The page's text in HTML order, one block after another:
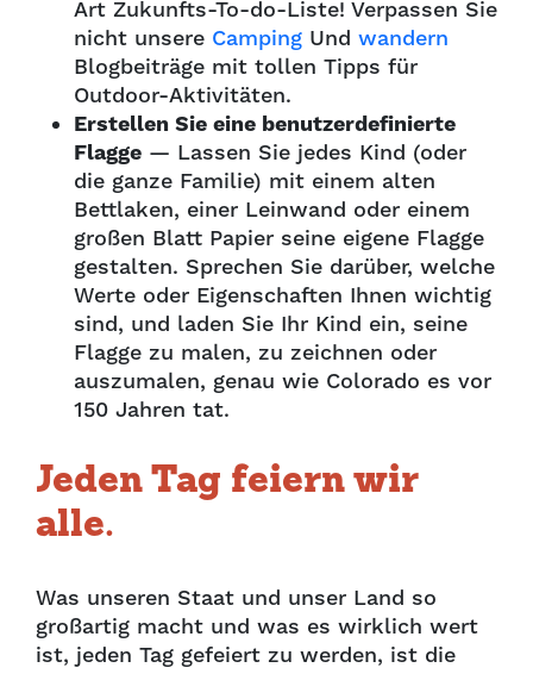
Art Zukunfts-To-do-Liste! Verpassen Sie
nicht unsere Camping Und wandern
Blogbeiträge mit tollen Tipps für
Outdoor-Aktivitäten.
Erstellen Sie eine benutzerdefinierte
Flagge — Lassen Sie jedes Kind (oder
die ganze Familie) mit einem alten
Bettlaken, einer Leinwand oder einem
großen Blatt Papier seine eigene Flagge
gestalten. Sprechen Sie darüber, welche
Werte oder Eigenschaften Ihnen wichtig
sind, und laden Sie Ihr Kind ein, seine
Flagge zu malen, zu zeichnen oder
auszumalen, genau wie Colorado es vor
150 Jahren tat.
Jeden Tag feiern wir
alle.
Was unseren Staat und unser Land so
großartig macht und was es wirklich wert
ist, jeden Tag gefeiert zu werden, ist die